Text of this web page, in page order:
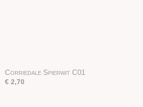
Corriedale Spierwit C01
€ 2,70